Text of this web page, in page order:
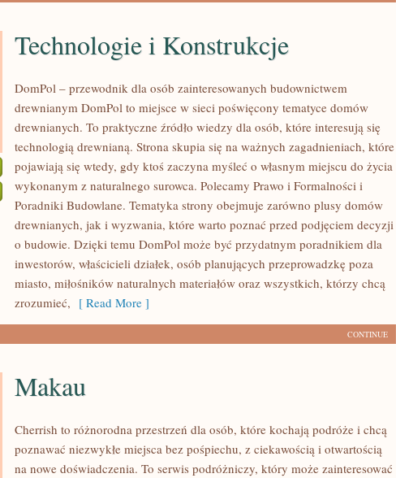
TECHNOLOGIE
KONSTRUKCJE
Technologie i Konstrukcje
DomPol – przewodnik dla osób zainteresowanych budownictwem
drewnianym DomPol to miejsce w sieci poświęcony tematyce domów
drewnianych. To praktyczne źródło wiedzy dla osób, które interesują się
technologią drewnianą. Strona skupia się na ważnych zagadnieniach, które
pojawiają się wtedy, gdy ktoś zaczyna myśleć o własnym miejscu do życia
wykonanym z naturalnego surowca. Polecamy Prawo i Formalności i
Poradniki Budowlane. Tematyka strony obejmuje zarówno plusy domów
drewnianych, jak i wyzwania, które warto poznać przed podjęciem decyzji
o budowie. Dzięki temu DomPol może być przydatnym poradnikiem dla
inwestorów, właścicieli działek, osób planujących przeprowadzkę poza
miasto, miłośników naturalnych materiałów oraz wszystkich, którzy chcą
zrozumieć, [ Read More ]
CONTINUE
Makau
Cherrish to różnorodna przestrzeń dla osób, które kochają podróże i chcą
poznawać niezwykłe miejsca bez pośpiechu, z ciekawością i otwartością
na nowe doświadczenia. To serwis podróżniczy, który może zainteresować